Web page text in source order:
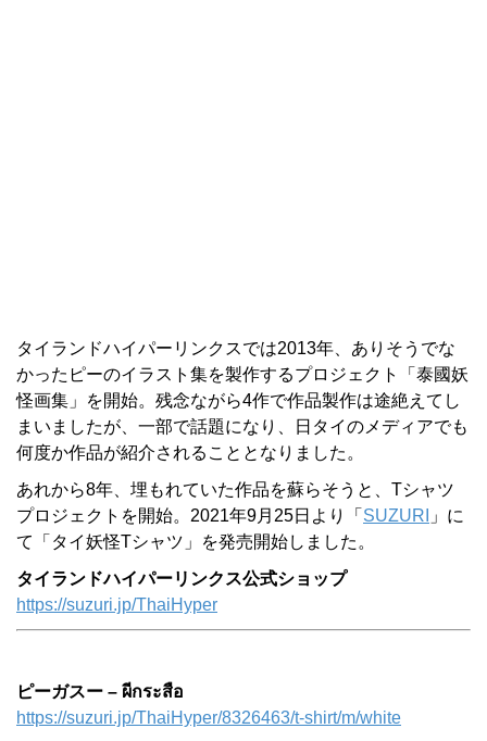
タイランドハイパーリンクスでは2013年、ありそうでな
かったピーのイラスト集を製作するプロジェクト「泰國妖
怪画集」を開始。残念ながら4作で作品製作は途絶えてし
まいましたが、一部で話題になり、日タイのメディアでも
何度か作品が紹介されることとなりました。
あれから8年、埋もれていた作品を蘇らそうと、Tシャツ
プロジェクトを開始。2021年9月25日より「 SUZURI 」に
て「タイ妖怪Tシャツ」を発売開始しました。
タイランドハイパーリンクス公式ショップ
https://suzuri.jp/ThaiHyper
ピーガスー – ผีกระสือ
https://suzuri.jp/ThaiHyper/8326463/t-shirt/m/white